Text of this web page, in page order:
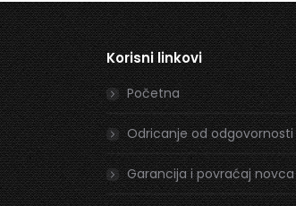
Korisni linkovi
Početna
Odricanje od odgovornosti
Garancija i povraćaj novca